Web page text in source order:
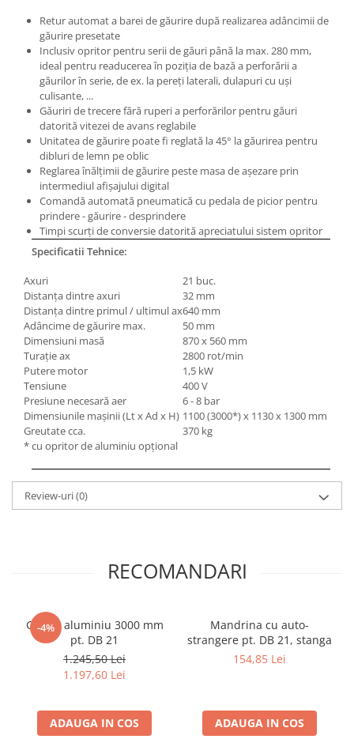
Masini pneumatice de filetat
Masini electrice de filetat
Exhaustor pentru aschii metal
Masini de gaurit cu talpa
magnetica
Instalatii de spalare a pieselor
Accesorii prelucrare metal
Universale de strung si accesorii
pentru strunguri
Falci pentru 3 bacuri PS3/ PO3
Falci pentru 4 bacuri PS4/ PO4
Fălcile pentru 3-bacuri DK11
Fălcile pentru 4-bacuri DK12
Mandrine independente
Mandrină cu 3 fălci din fontă
Mandrină cu 3 fălci din otel
Mandrină cu 4 fălci din fontă
Mandrină cu 4 fălci din otel
Seturi de unelte pentru strungarie
Standuri pentru strunguri
Instrumente de prindere
Dispozitive de prindere pentru
unelte
Etape XY
Papusa mobila / con de centrare
Instrumente de masurare
Afisaj digital
testare
Dispozitiv de testare
Retur automat a barei de găurire după realizarea adâncimii de
găurire presetate
Inclusiv opritor pentru serii de găuri până la max. 280 mm,
ideal pentru readucerea în poziţia de bază a perforării a
găurilor în serie, de ex. la pereţi laterali, dulapuri cu uşi
culisante, ...
Găuriri de trecere fără ruperi a perforărilor pentru găuri
datorită vitezei de avans reglabile
Unitatea de găurire poate fi reglată la 45° la găurirea pentru
dibluri de lemn pe oblic
Reglarea înălţimii de găurire peste masa de aşezare prin
intermediul afişajului digital
Comandă automată pneumatică cu pedala de picior pentru
prindere - găurire - desprindere
Timpi scurţi de conversie datorită apreciatului sistem opritor
Specificatii Tehnice:
Axuri
21 buc.
Distanţa dintre axuri
32 mm
Distanţa dintre primul / ultimul ax640 mm
Adâncime de găurire max.
50 mm
Dimensiuni masă
870 x 560 mm
Turaţie ax
2800 rot/min
Putere motor
1,5 kW
Tensiune
400 V
Presiune necesară aer
6 - 8 bar
Dimensiunile maşinii (Lt x Ad x H) 1100 (3000*) x 1130 x 1300 mm
Greutate cca.
370 kg
* cu opritor de aluminiu opţional
Review-uri(0)
RECOMANDARI
-4%
Ghidaj aluminiu 3000 mm
pt. DB 21
1.245,50 Lei
1.197,60 Lei
ADAUGA IN COS
Mandrina cu auto-
strangere pt. DB 21, stanga
154,85 Lei
ADAUGA IN COS